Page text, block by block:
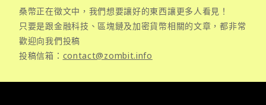
桑幣正在徵文中，我們想要讓好的東西讓更多人看見！
只要是跟金融科技、區塊鏈及加密貨幣相關的文章，都非常
歡迎向我們投稿
投稿信箱： contact@zombit.info